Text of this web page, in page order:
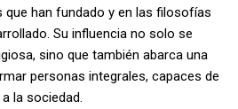
han fundado y en las filosofías
Su influencia no solo se
sino que también abarca una
personas integrales, capaces de
la sociedad.